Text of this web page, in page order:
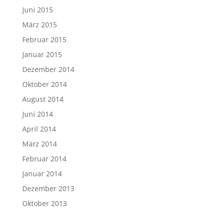
Juni 2015
März 2015
Februar 2015
Januar 2015
Dezember 2014
Oktober 2014
August 2014
Juni 2014
April 2014
März 2014
Februar 2014
Januar 2014
Dezember 2013
Oktober 2013